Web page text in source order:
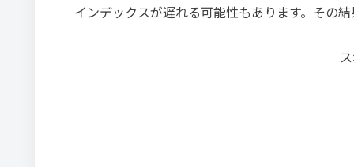
インデックスが遅れる可能性もあります。その